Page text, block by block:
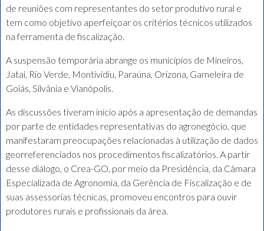
de reuniões com representantes do setor produtivo rural e
tem como objetivo aperfeiçoar os critérios técnicos utilizados
na ferramenta de fiscalização.
A suspensão temporária abrange os municípios de Mineiros,
Jataí, Rio Verde, Montividiu, Paraúna, Orizona, Gameleira de
Goiás, Silvânia e Vianópolis.
As discussões tiveram início após a apresentação de demandas
por parte de entidades representativas do agronegócio, que
manifestaram preocupações relacionadas à utilização de dados
georreferenciados nos procedimentos fiscalizatórios. A partir
desse diálogo, o Crea-GO, por meio da Presidência, da Câmara
Especializada de Agronomia, da Gerência de Fiscalização e de
suas assessorias técnicas, promoveu encontros para ouvir
produtores rurais e profissionais da área.